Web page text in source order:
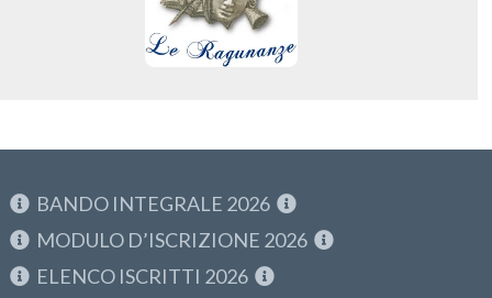
BANDO INTEGRALE 2026
MODULO D’ISCRIZIONE 2026
ELENCO ISCRITTI 2026